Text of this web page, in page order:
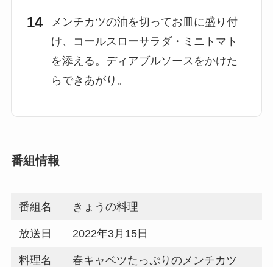
メンチカツの油を切ってお皿に盛り付
け、コールスローサラダ・ミニトマト
を添える。ディアブルソースをかけた
らできあがり。
番組情報
番組名 きょうの料理
放送日 2022年3月15日
料理名 春キャベツたっぷりのメンチカツ